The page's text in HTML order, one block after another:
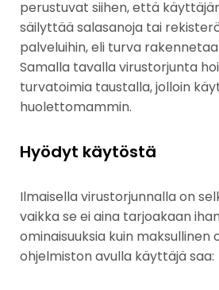
perustuvat siihen, että
säilyttää salasanoja tai
palveluihin, eli turva
Samalla tavalla virustorjunta
turvatoimia taustalla, jolloin
huolettomammin.
Hyödyt käytöstä
Ilmaisella virustorjunnalla on
vaikka se ei aina tarjoakaan
ominaisuuksia kuin maksullinen
ohjelmiston avulla käyttäjä saa: